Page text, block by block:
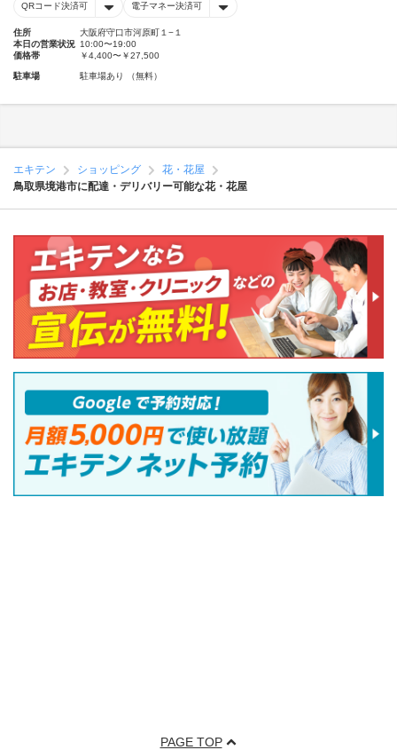
QRコード決済可 電子マネー決済可
住所
大阪府守口市河原町１−１
本日の営業状況 10:00〜19:00
価格帯
￥4,400〜￥27,500
駐車場 駐車場あり （無料）
エキテン ショッピング
花・花屋
鳥取県境港市に配達・デリバリー可能な花・花屋
PAGE TOP